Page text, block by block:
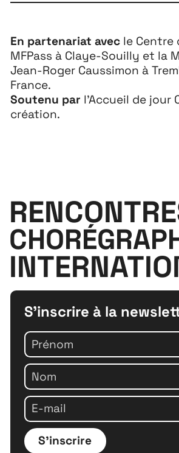
À propos
En partenariat avec le Centre
MFPass à Claye-Souilly et la
Jean-Roger Caussimon à
France.
Soutenu par l’Accueil de jour
création.
S'inscrire à la
S'inscrire